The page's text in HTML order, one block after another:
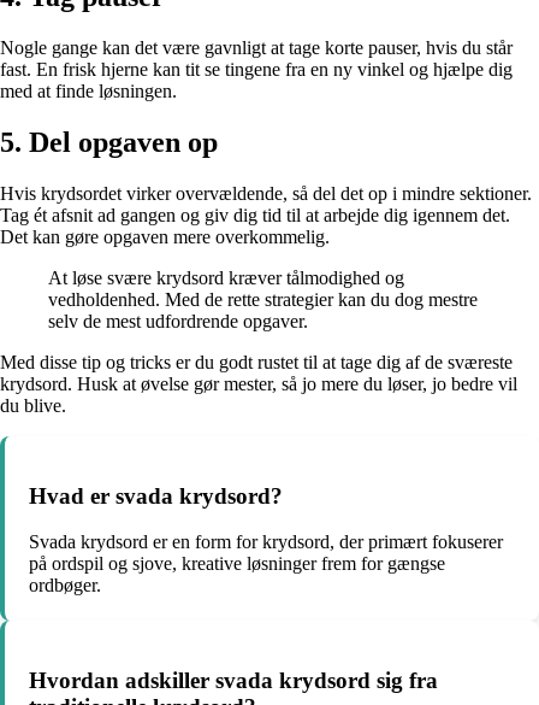
Nogle gange kan det være gavnligt at tage korte pauser, hvis du står
fast. En frisk hjerne kan tit se tingene fra en ny vinkel og hjælpe dig
med at finde løsningen.
5. Del opgaven op
Hvis krydsordet virker overvældende, så del det op i mindre sektioner.
Tag ét afsnit ad gangen og giv dig tid til at arbejde dig igennem det.
Det kan gøre opgaven mere overkommelig.
At løse svære krydsord kræver tålmodighed og
vedholdenhed. Med de rette strategier kan du dog mestre
selv de mest udfordrende opgaver.
Med disse tip og tricks er du godt rustet til at tage dig af de sværeste
krydsord. Husk at øvelse gør mester, så jo mere du løser, jo bedre vil
du blive.
Hvad er svada krydsord?
Svada krydsord er en form for krydsord, der primært fokuserer
på ordspil og sjove, kreative løsninger frem for gængse
ordbøger.
Hvordan adskiller svada krydsord sig fra